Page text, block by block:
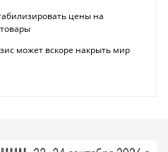
цены на
может вскоре накрыть мир